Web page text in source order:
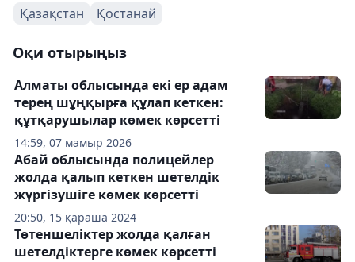
Қазақстан Қостанай
Оқи отырыңыз
14:59, 07 мамыр 2026
Алматы облысында екі ер адам
терең шұңқырға құлап кеткен:
құтқарушылар көмек көрсетті
20:50, 15 қараша 2024
Абай облысында полицейлер
жолда қалып кеткен шетелдік
жүргізушіге көмек көрсетті
Төтеншеліктер жолда қалған
шетелдіктерге көмек көрсетті